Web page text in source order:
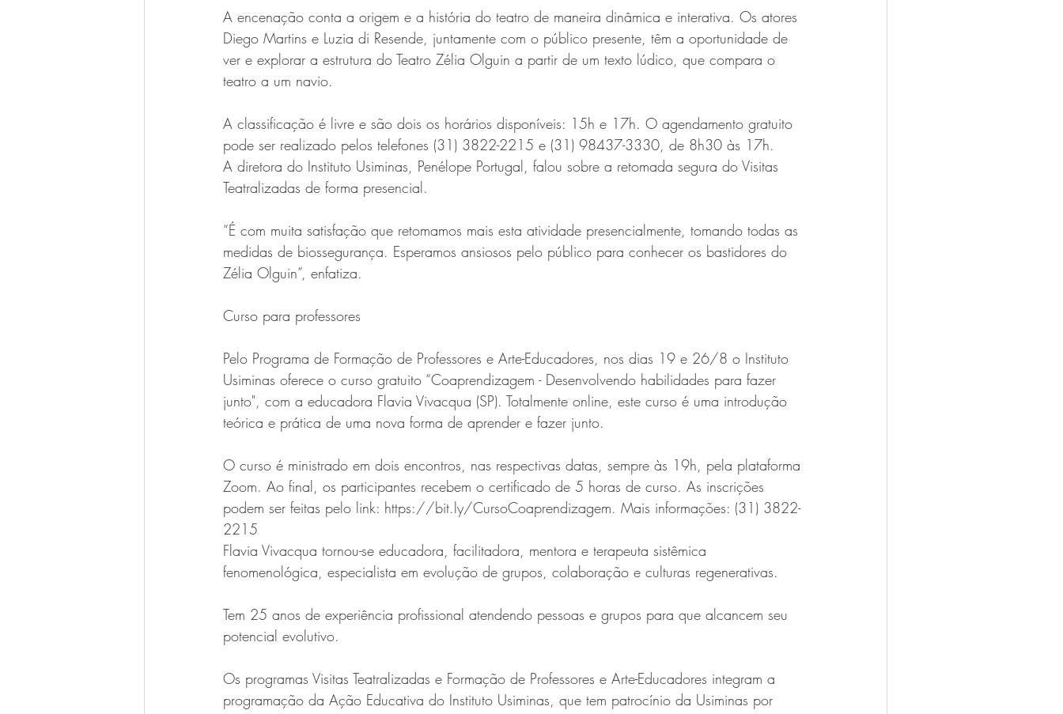
A encenação conta a origem e a história do teatro de maneira dinâmica e interativa. Os atores
Diego Martins e Luzia di Resende, juntamente com o público presente, têm a oportunidade de
ver e explorar a estrutura do Teatro Zélia Olguin a partir de um texto lúdico, que compara o
teatro a um navio.
A classificação é livre e são dois os horários disponíveis: 15h e 17h. O agendamento gratuito
pode ser realizado pelos telefones (31) 3822-2215 e (31) 98437-3330, de 8h30 às 17h.
A diretora do Instituto Usiminas, Penélope Portugal, falou sobre a retomada segura do Visitas
Teatralizadas de forma presencial.
“É com muita satisfação que retomamos mais esta atividade presencialmente, tomando todas as
medidas de biossegurança. Esperamos ansiosos pelo público para conhecer os bastidores do
Zélia Olguin”, enfatiza.
Curso para professores
Pelo Programa de Formação de Professores e Arte-Educadores, nos dias 19 e 26/8 o Instituto
Usiminas oferece o curso gratuito “Coaprendizagem - Desenvolvendo habilidades para fazer
junto", com a educadora Flavia Vivacqua (SP). Totalmente online, este curso é uma introdução
teórica e prática de uma nova forma de aprender e fazer junto.
O curso é ministrado em dois encontros, nas respectivas datas, sempre às 19h, pela plataforma
Zoom. Ao final, os participantes recebem o certificado de 5 horas de curso. As inscrições
podem ser feitas pelo link: https://bit.ly/CursoCoaprendizagem. Mais informações: (31) 3822-
2215
Flavia Vivacqua tornou-se educadora, facilitadora, mentora e terapeuta sistêmica
fenomenológica, especialista em evolução de grupos, colaboração e culturas regenerativas.
Tem 25 anos de experiência profissional atendendo pessoas e grupos para que alcancem seu
potencial evolutivo.
Os programas Visitas Teatralizadas e Formação de Professores e Arte-Educadores integram a
programação da Ação Educativa do Instituto Usiminas, que tem patrocínio da Usiminas por